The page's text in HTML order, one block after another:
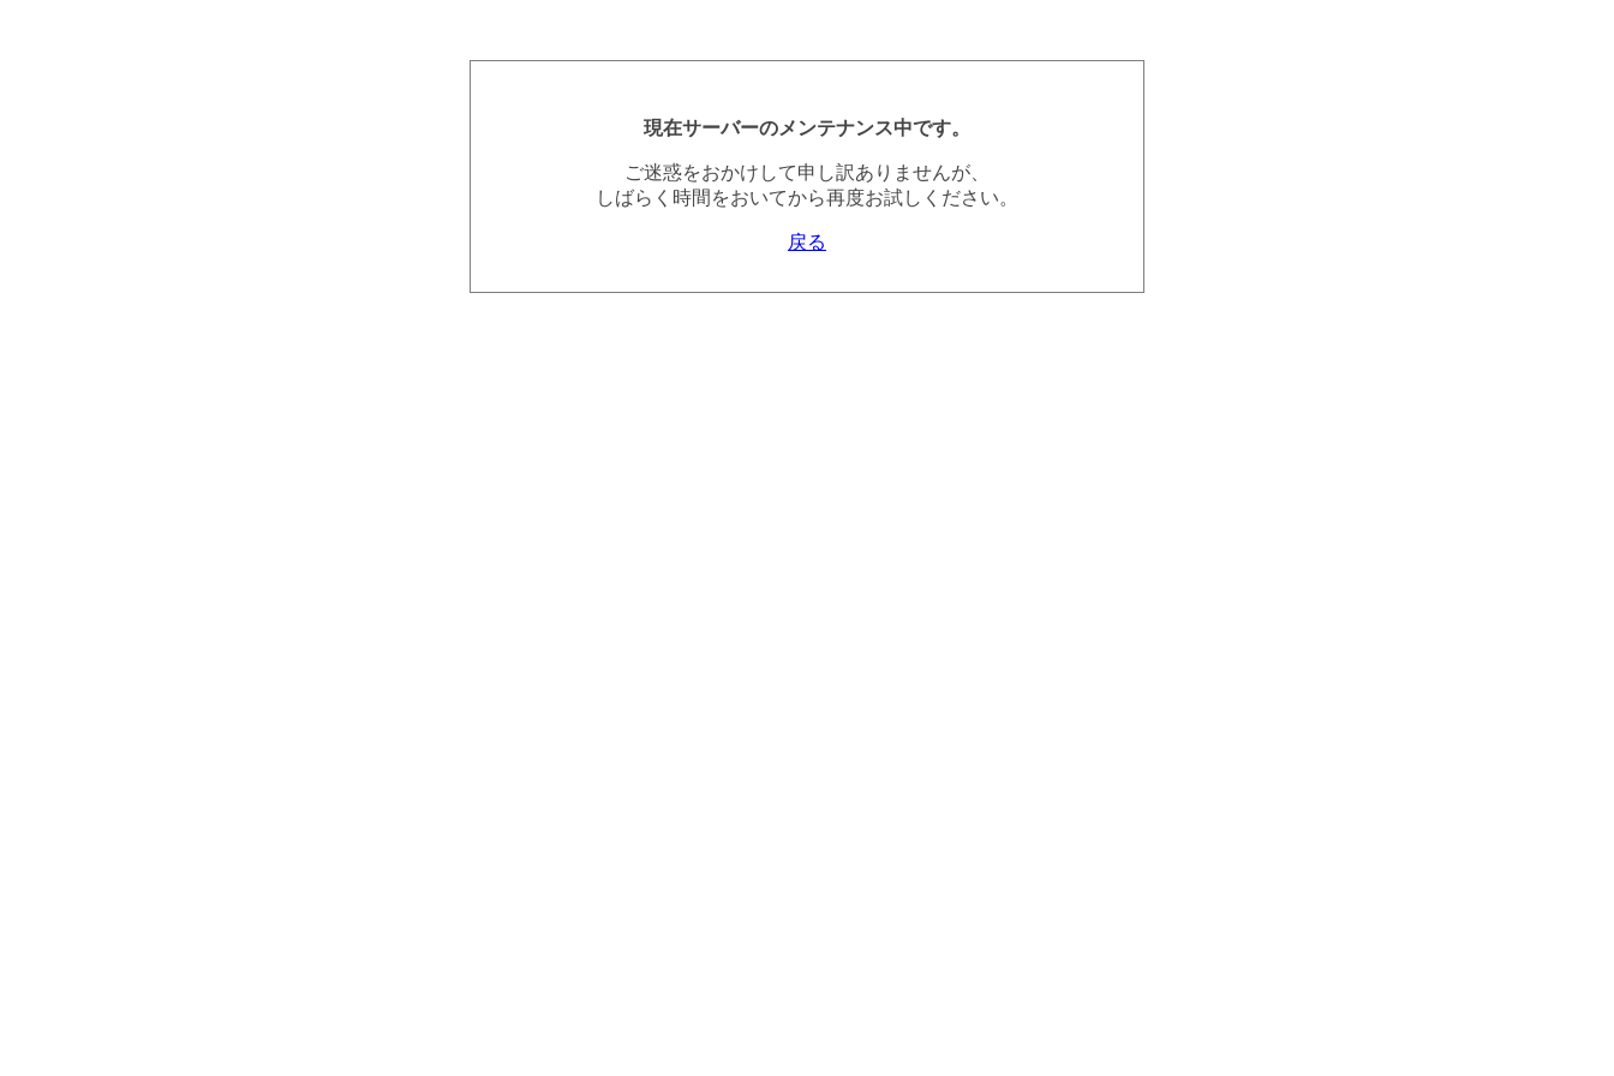
現在サーバーのメンテナンス中です。
ご迷惑をおかけして申し訳ありませんが、
しばらく時間をおいてから再度お試しください。
戻る